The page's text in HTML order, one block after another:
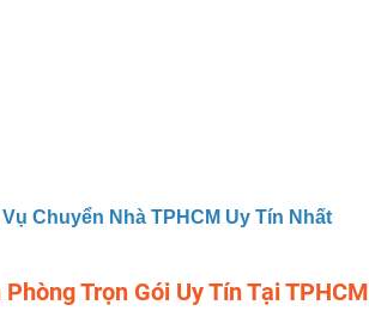
Chuyển Nhà TPHCM Uy Tín Nhất
Trọn Gói Uy Tín Tại TPHCM